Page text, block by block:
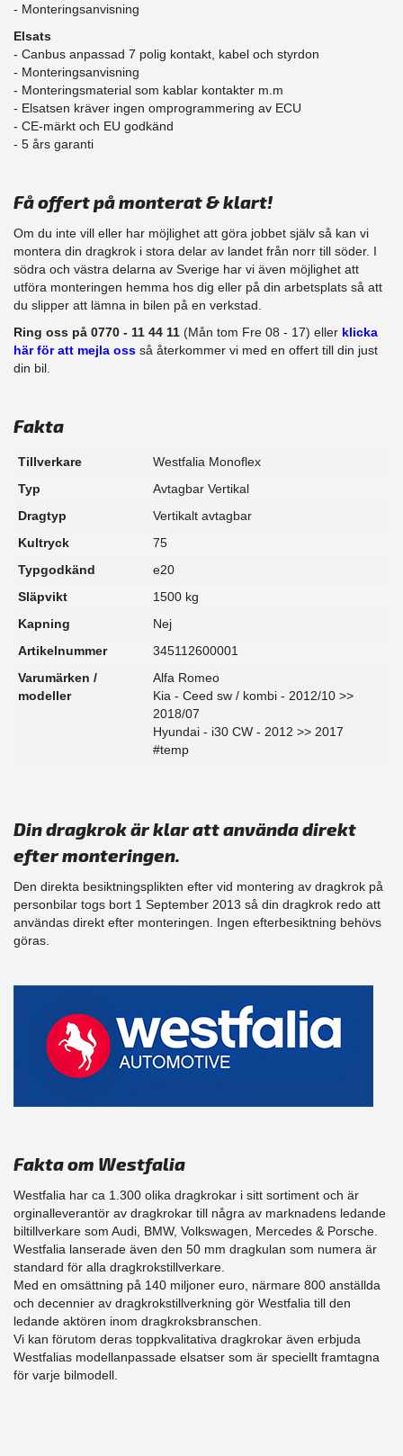
- Monteringsanvisning
Elsats
- Canbus anpassad 7 polig kontakt, kabel och styrdon
- Monteringsanvisning
- Monteringsmaterial som kablar kontakter m.m
- Elsatsen kräver ingen omprogrammering av ECU
- CE-märkt och EU godkänd
​- 5 års garanti
Få offert på monterat & klart!
Om du inte vill eller har möjlighet att göra jobbet själv så kan vi
montera din dragkrok i stora delar av landet från norr till söder. I
södra och västra delarna av Sverige har vi även möjlighet att​
utföra monteringen hemma hos dig eller på din arbetsplats så att
du slipper att lämna in bilen på en verkstad.
Ring oss på 0770 - 11 44 11 (Mån tom Fre 08 - 17) eller klicka
här för att mejla oss så återkommer vi med en offert till din just
din bil.
Fakta
Tillverkare
Westfalia Monoflex
Typ
Avtagbar Vertikal
Dragtyp
Vertikalt avtagbar
Kultryck
75
Typgodkänd
e20
Släpvikt
1500 kg
Kapning
Nej
Artikelnummer
345112600001
Varumärken /
modeller
Alfa Romeo
Kia - Ceed sw / kombi - 2012/10 >>
2018/07
Hyundai - i30 CW - 2012 >> 2017
#temp
Din dragkrok är klar att använda direkt
efter monteringen.
Den direkta besiktningsplikten efter vid montering av dragkrok på
personbilar togs bort 1 September 2013 så din dragkrok redo att
användas direkt efter monteringen. Ingen efterbesiktning behövs
göras.
Fakta om Westfalia
Westfalia har ca 1.300 olika dragkrokar i sitt sortiment och är
orginalleverantör av dragkrokar till några av marknadens ledande
biltillverkare som Audi, BMW, Volkswagen, Mercedes & Porsche.
Westfalia lanserade även den 50 mm dragkulan som numera är
standard för alla dragkrokstillverkare.
Med en omsättning på 140 miljoner euro, närmare 800 anställda
och decennier av dragkrokstillverkning gör Westfalia till den
ledande aktören inom dragkroksbranschen.
Vi kan förutom deras toppkvalitativa dragkrokar även erbjuda
Westfalias modellanpassade elsatser som är speciellt framtagna
för varje bilmodell.